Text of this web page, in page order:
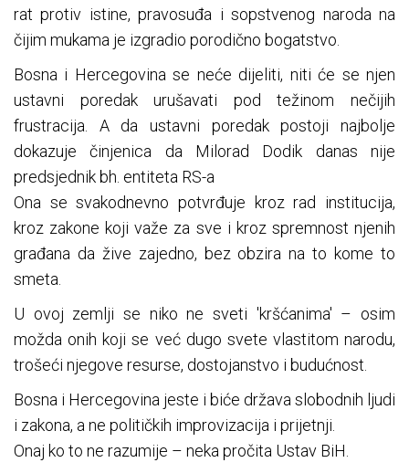
rat protiv istine, pravosuđa i sopstvenog naroda na
čijim mukama je izgradio porodično bogatstvo.
Bosna i Hercegovina se neće dijeliti, niti će se njen
ustavni poredak urušavati pod težinom nečijih
frustracija. A da ustavni poredak postoji najbolje
dokazuje činjenica da Milorad Dodik danas nije
predsjednik bh. entiteta RS-a
Ona se svakodnevno potvrđuje kroz rad institucija,
kroz zakone koji važe za sve i kroz spremnost njenih
građana da žive zajedno, bez obzira na to kome to
smeta.
U ovoj zemlji se niko ne sveti 'kršćanima' – osim
možda onih koji se već dugo svete vlastitom narodu,
trošeći njegove resurse, dostojanstvo i budućnost.
Bosna i Hercegovina jeste i biće država slobodnih ljudi
i zakona, a ne političkih improvizacija i prijetnji.
Onaj ko to ne razumije – neka pročita Ustav BiH.